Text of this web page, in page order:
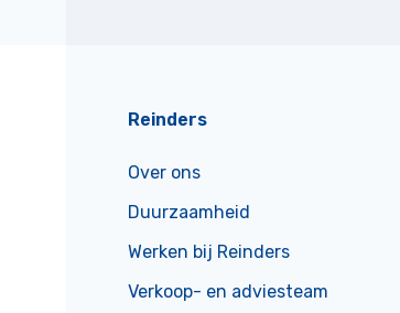
Reinders
Over ons
Duurzaamheid
Werken bij Reinders
Verkoop- en adviesteam